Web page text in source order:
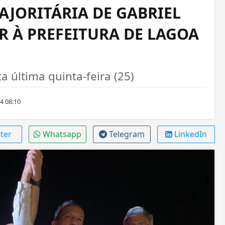
DE GABRIEL
À PREFEITURA DE LAGOA
última quinta-feira (25)
08:10
Whatsapp Telegram LinkedIn